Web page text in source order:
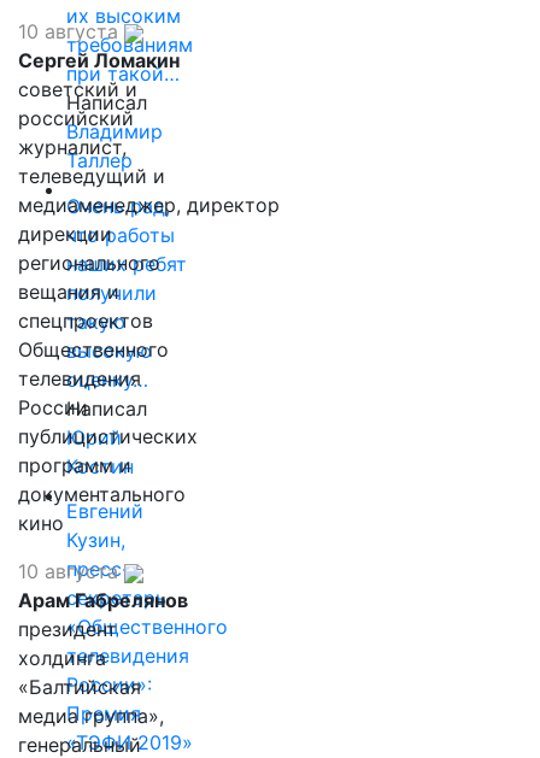
их высоким
требованиям
при такой…
Написал
Владимир
Таллер
Очень рад,
что работы
наших ребят
получили
такую
высокую
оценку…
Написал
Юрий
Костин
Евгений
Кузин,
пресс-
секретарь
«Общественного
телевидения
России»:
Премия
«ТЭФИ 2019»
10 августа
Сергей Ломакин
советский и
российский
журналист,
телеведущий и
медиаменеджер, директор
дирекции
регионального
вещания и
спецпроектов
Общественного
телевидения
России
публицистических
программ и
документального
кино
10 августа
Арам Габрелянов
президент
холдинга
«Балтийская
медиа группа»,
генеральный